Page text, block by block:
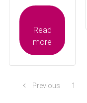
Read
more
Previous 1